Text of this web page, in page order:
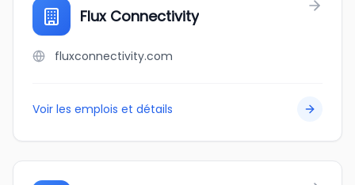
Flux Connectivity
fluxconnectivity.com
Voir les emplois et détails